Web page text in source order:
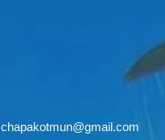
chapakotmun@gmail.com